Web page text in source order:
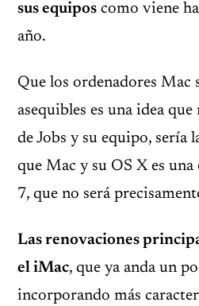
sus equipos como viene
año.
Que los ordenadores Mac
asequibles es una idea
de Jobs y su equipo, sería
que Mac y su OS X es
7, que no será
Las renovaciones
el iMac, que ya anda un
incorporando más